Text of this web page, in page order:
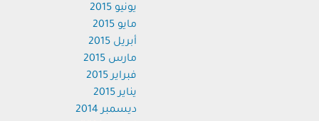
يونيو 2015
مايو 2015
أبريل 2015
مارس 2015
فبراير 2015
يناير 2015
ديسمبر 2014